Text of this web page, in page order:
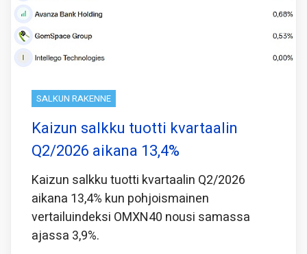
SALKUN RAKENNE
Kaizun salkku tuotti kvartaalin
Q2/2026 aikana 13,4%
Kaizun salkku tuotti kvartaalin Q2/2026
aikana 13,4% kun pohjoismainen
vertailuindeksi OMXN40 nousi samassa
ajassa 3,9%.